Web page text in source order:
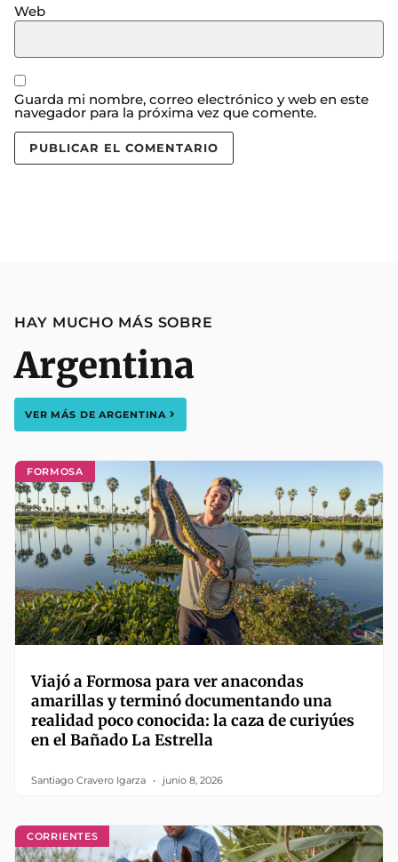
Web
Guarda mi nombre, correo electrónico y web en este
navegador para la próxima vez que comente.
HAY MUCHO MÁS SOBRE
Argentina
VER MÁS DEARGENTINA
FORMOSA
Viajó a Formosa para ver anacondas
amarillas y terminó documentando una
realidad poco conocida: la caza de curiyúes
en el Bañado La Estrella
Santiago Cravero Igarza junio 8, 2026
CORRIENTES